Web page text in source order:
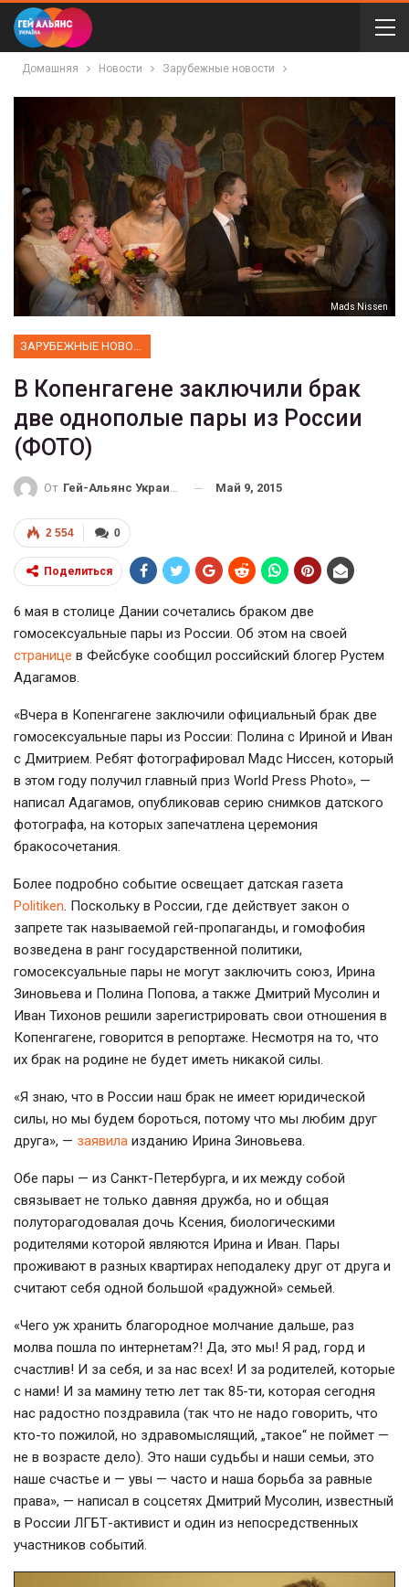
Домашняя Новости Зарубежные новости
Mads Nissen
В Копенгагене заключили брак
две однополые пары из России
(ФОТО)
От Гей-Альянс Украина Май 9, 2015
0
2 554
Поделиться
6 мая в столице Дании сочетались браком две
гомосексуальные пары из России. Об этом на своей
странице в Фейсбуке сообщил российский блогер Рустем
Адагамов.
«Вчера в Копенгагене заключили официальный брак две
гомосексуальные пары из России: Полина с Ириной и Иван
с Дмитрием. Ребят фотографировал Мадс Ниссен, который
в этом году получил главный приз World Press Photo», —
написал Адагамов, опубликовав серию снимков датского
фотографа, на которых запечатлена церемония
бракосочетания.
Более подробно событие освещает датская газета
Politiken. Поскольку в России, где действует закон о
запрете так называемой гей-пропаганды, и гомофобия
возведена в ранг государственной политики,
гомосексуальные пары не могут заключить союз, Ирина
Зиновьева и Полина Попова, а также Дмитрий Мусолин и
Иван Тихонов решили зарегистрировать свои отношения в
Копенгагене, говорится в репортаже. Несмотря на то, что
их брак на родине не будет иметь никакой силы.
«Я знаю, что в России наш брак не имеет юридической
силы, но мы будем бороться, потому что мы любим друг
друга», — заявила изданию Ирина Зиновьева.
Обе пары — из Санкт-Петербурга, и их между собой
связывает не только давняя дружба, но и общая
полуторагодовалая дочь Ксения, биологическими
родителями которой являются Ирина и Иван. Пары
проживают в разных квартирах неподалеку друг от друга и
считают себя одной большой «радужной» семьей.
«Чего уж хранить благородное молчание дальше, раз
молва пошла по интернетам?! Да, это мы! Я рад, горд и
счастлив! И за себя, и за нас всех! И за родителей, которые
с нами! И за мамину тетю лет так 85-ти, которая сегодня
нас радостно поздравила (так что не надо говорить, что
кто-то пожилой, но здравомыслящий, „такое“ не поймет —
не в возрасте дело). Это наши судьбы и наши семьи, это
наше счастье и — увы — часто и наша борьба за равные
права», — написал в соцсетях Дмитрий Мусолин, известный
в России ЛГБТ-активист и один из непосредственных
участников событий.